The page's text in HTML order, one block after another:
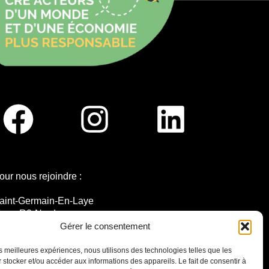
Gérer le consentement
meilleures expériences, nous utilisons des technologies telles que les
stocker et/ou accéder aux informations des appareils. Le fait de consentir à
nous rejoindre :
Germain-En-Laye
R2-Nord